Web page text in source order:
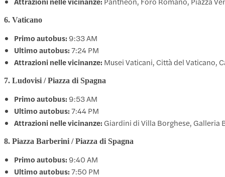
6. Vaticano
Primo autobus: 9:33 AM
Ultimo autobus:7:24 PM
Attrazioni nelle vicinanze: Musei Vaticani, Città del Vaticano,
7. Ludovisi / Piazza di Spagna
Primo autobus: 9:53 AM
Ultimo autobus:7:44 PM
Attrazioni nelle vicinanze: Giardini di Villa Borghese, Galleria
8. Piazza Barberini / Piazza di Spagna
Primo autobus: 9:40 AM
Ultimo autobus:7:50 PM